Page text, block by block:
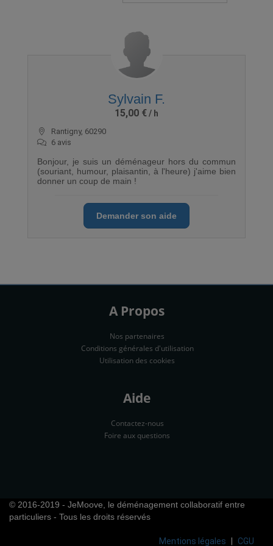
Sylvain F.
15,00 €
Rantigny, 60290
6 avis
Bonjour, je suis un déménageur hors du commun
(souriant, humour, plaisantin, à l'heure) j'aime bien
donner un coup de main !
Demander son aide
A Propos
Nos partenaires
Conditions générales d'utilisation
Utilisation des cookies
Aide
Contactez-nous
Foire aux questions
© 2016-2019 - JeMoove, le déménagement collaboratif entre
particuliers - Tous les droits réservés
Mentions légales CGU